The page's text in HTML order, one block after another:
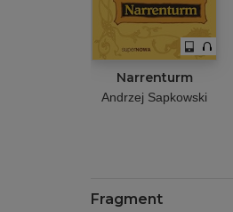
Narrenturm
Andrzej Sapkowski
Fragment